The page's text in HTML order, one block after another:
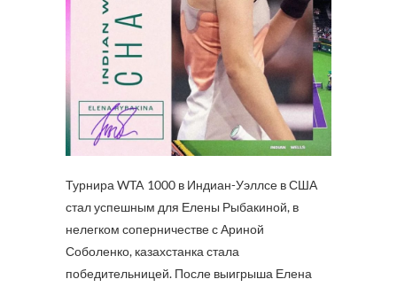
Турнира WTA 1000 в Индиан-Уэллсе в США
стал успешным для Елены Рыбакиной, в
нелегком соперничестве с Ариной
Соболенко, казахстанка стала
победительницей. После выигрыша Елена